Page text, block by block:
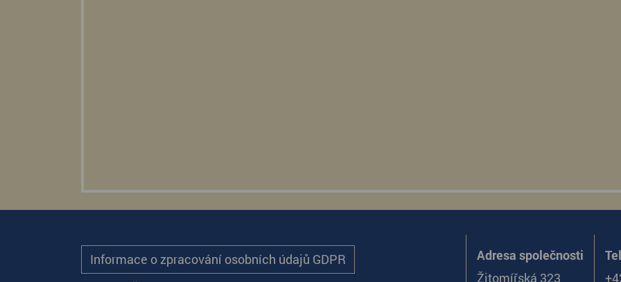
Adresa společnosti
Žitomířská 323
Informace o zpracování osobních údajů GDPR